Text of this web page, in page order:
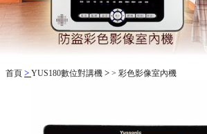
首頁 > YUS180數位對講機 > > 彩色影像室內機